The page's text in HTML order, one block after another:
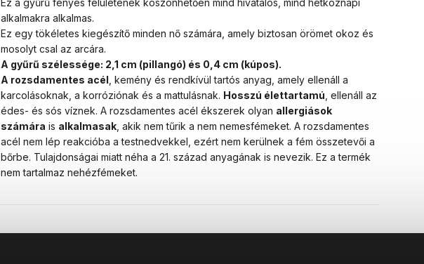
Ez a gyűrű fényes felületének köszönhetően mind hivatalos, mind hétköznapi
alkalmakra alkalmas.
Ez egy tökéletes kiegészítő minden nő számára, amely biztosan örömet okoz és
mosolyt csal az arcára.
A gyűrű szélessége: 2,1 cm (pillangó) és 0,4 cm (kúpos).
A rozsdamentes acél , kemény és rendkívül tartós anyag, amely ellenáll a
karcolásoknak, a korróziónak és a mattulásnak. Hosszú élettartamú , ellenáll az
édes- és sós víznek. A rozsdamentes acél ékszerek olyan allergiások
számára is alkalmasak , akik nem tűrik a nem nemesfémeket. A rozsdamentes
acél nem lép reakcióba a testnedvekkel, ezért nem kerülnek a fém összetevői a
bőrbe. Tulajdonságai miatt néha a 21. század anyagának is nevezik. Ez a termék
nem tartalmaz nehézfémeket.